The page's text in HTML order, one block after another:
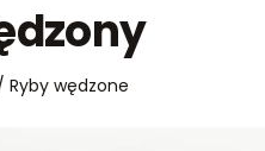
wędzone